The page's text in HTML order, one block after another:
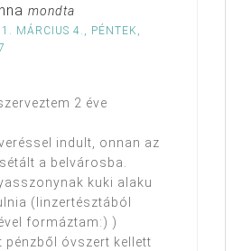
mondta
MÁRCIUS 4., PÉNTEK,
2 éve
indult, onnan az
a belvárosba.
kuki alaku
(linzertésztából
formáztam:) )
pénzből óvszert kellett